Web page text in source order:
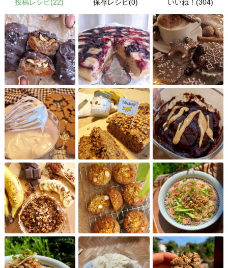
投稿レシピ(22) 保存レシピ(0) いいね！(304)